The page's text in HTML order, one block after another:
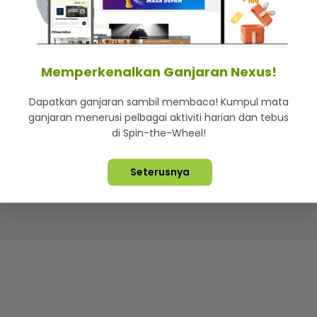
Lebih hot, viral dan sensasi
Terpelihara © 2026. Star Media Group Berhad [197101000523
Memperkenalkan Ganjaran Nexus!
Dapatkan ganjaran sambil membaca! Kumpul mata
ganjaran menerusi pelbagai aktiviti harian dan tebus
di Spin-the-Wheel!
Seterusnya